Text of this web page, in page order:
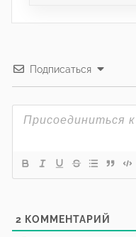
Подписаться
2 КОММЕНТАРИЙ